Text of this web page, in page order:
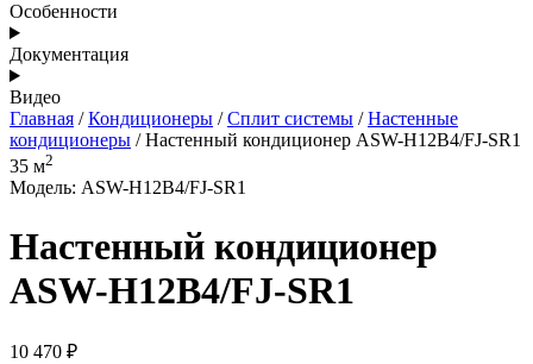
Особенности
Документация
Видео
Главная /Кондиционеры /Сплит системы /Настенные
кондиционеры / Настенный кондиционер ASW-H12B4/FJ-SR1
35 м2
Модель: ASW-H12B4/FJ-SR1
Настенный кондиционер
ASW-H12B4/FJ-SR1
10 470 ₽